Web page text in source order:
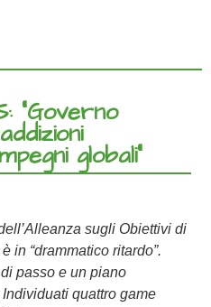
“Governo
globali”
sugli Obiettivi di
in “drammatico ritardo”.
passo e un piano
quattro game